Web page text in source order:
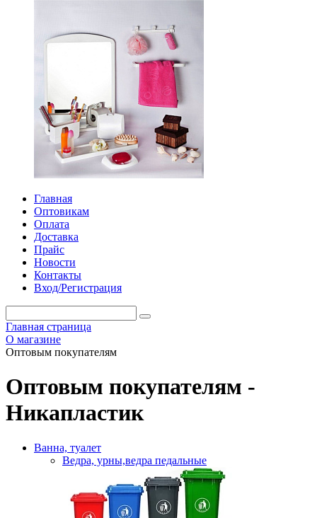
Главная
Оптовикам
Оплата
Доставка
Прайс
Новости
Контакты
Вход/Регистрация
Главная страница
О магазине
Оптовым покупателям
Оптовым покупателям -
Никапластик
Ванна, туалет
Ведра, урны,ведра педальные